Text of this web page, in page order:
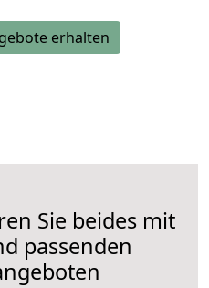
erhalten
Sie beides mit
passenden